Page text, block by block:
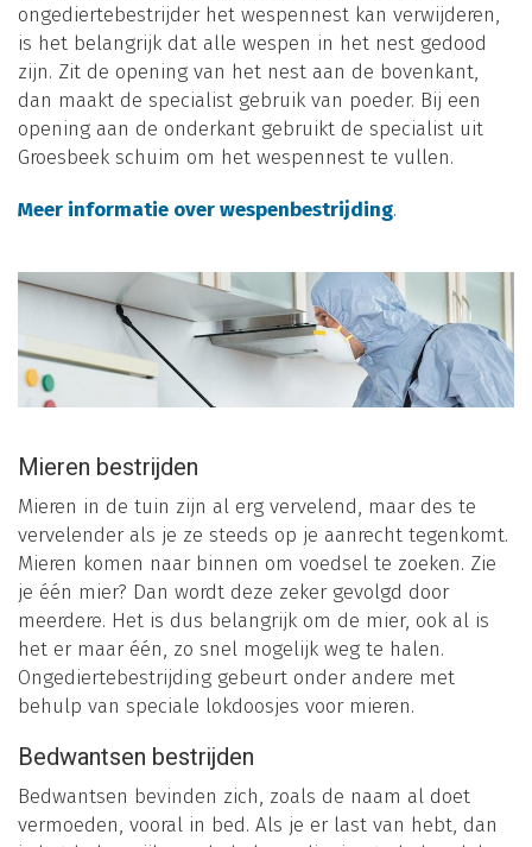
ongediertebestrijder het wespennest kan verwijderen,
is het belangrijk dat alle wespen in het nest gedood
zijn. Zit de opening van het nest aan de bovenkant,
dan maakt de specialist gebruik van poeder. Bij een
opening aan de onderkant gebruikt de specialist uit
Groesbeek schuim om het wespennest te vullen.
Meer informatie over wespenbestrijding.
Mieren bestrijden
Mieren in de tuin zijn al erg vervelend, maar des te
vervelender als je ze steeds op je aanrecht tegenkomt.
Mieren komen naar binnen om voedsel te zoeken. Zie
je één mier? Dan wordt deze zeker gevolgd door
meerdere. Het is dus belangrijk om de mier, ook al is
het er maar één, zo snel mogelijk weg te halen.
Ongediertebestrijding gebeurt onder andere met
behulp van speciale lokdoosjes voor mieren.
Bedwantsen bestrijden
Bedwantsen bevinden zich, zoals de naam al doet
vermoeden, vooral in bed. Als je er last van hebt, dan